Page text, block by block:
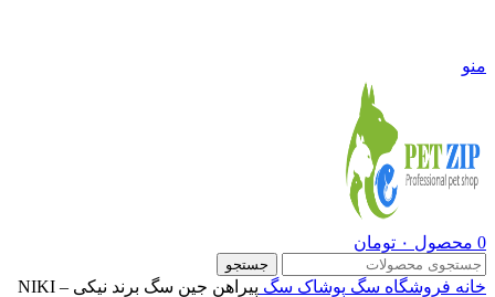
منو
0 محصول ۰ تومان
جستجو
خانه فروشگاه سگ پوشاک سگ پیراهن جین سگ برند نیکی – NIKI